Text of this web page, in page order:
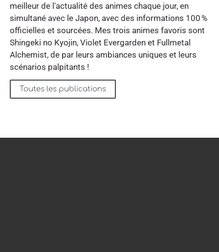
meilleur de l'actualité des animes chaque jour, en
simultané avec le Japon, avec des informations 100 %
officielles et sourcées. Mes trois animes favoris sont
Shingeki no Kyojin, Violet Evergarden et Fullmetal
Alchemist, de par leurs ambiances uniques et leurs
scénarios palpitants !
Toutes les publications